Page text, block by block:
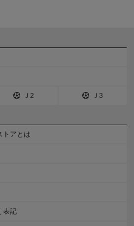
Ｊ2 Ｊ3
トアとは
表記